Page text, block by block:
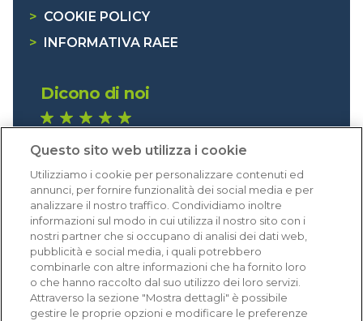
> COOKIE POLICY
>
INFORMATIVA RAEE
Dicono di noi
Eccellente (4,8)
Acquisti verificati
Questo sito web utilizza i cookie
Utilizziamo i cookie per personalizzare contenuti ed
annunci, per fornire funzionalità dei social media e per
analizzare il nostro traffico. Condividiamo inoltre
informazioni sul modo in cui utilizza il nostro sito con i
nostri partner che si occupano di analisi dei dati web,
pubblicità e social media, i quali potrebbero
combinarle con altre informazioni che ha fornito loro
o che hanno raccolto dal suo utilizzo dei loro servizi.
Attraverso la sezione "Mostra dettagli" è possibile
gestire le proprie opzioni e modificare le preferenze